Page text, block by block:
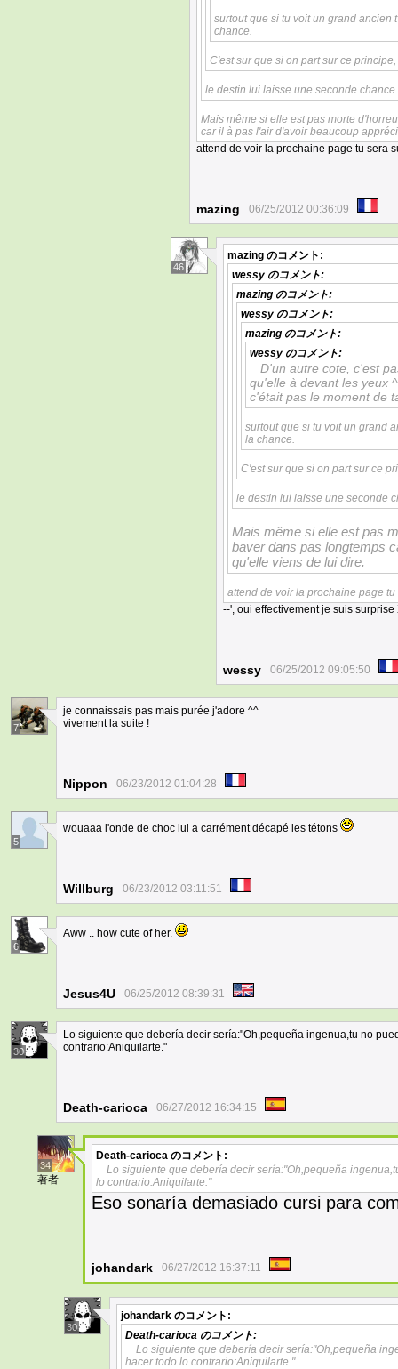
surtout que si tu voit un grand ancien
chance.
C'est sur que si on part sur ce
le destin lui laisse une seconde
Mais même si elle est pas morte
car il à pas l'air d'avoir beaucoup
attend de voir la prochaine page tu sera
mazing 06/25/2012 00:36:09
46
mazing のコメント:
wessy のコメント:
mazing のコメント:
wessy のコメント:
mazing のコメント:
wessy のコメント:
D'un autre cote, c'est
qu'elle à devant les yeux
c'était pas le moment de
surtout que si tu voit un grand
la chance.
C'est sur que si on part sur ce
le destin lui laisse une seconde
Mais même si elle est pas
baver dans pas longtemps
qu'elle viens de lui dire.
attend de voir la prochaine page tu
--', oui effectivement je suis
wessy 06/25/2012 09:05:50
7
je connaissais pas mais purée j'adore ^^
vivement la suite !
Nippon 06/23/2012 01:04:28
5
wouaaa l'onde de choc lui a carrément décapé les tétons
Willburg 06/23/2012 03:11:51
6
Aww .. how cute of her.
Jesus4U 06/25/2012 08:39:31
30
Lo siguiente que debería decir sería:"Oh,pequeña ingenua,tu no
contrario:Aniquilarte."
Death-carioca 06/27/2012 16:34:15
34
著者
Death-carioca のコメント:
Lo siguiente que debería decir sería:"Oh,pequeña
lo contrario:Aniquilarte."
Eso sonaría demasiado cursi para
johandark 06/27/2012 16:37:11
30
johandark のコメント:
Death-carioca のコメント:
Lo siguiente que debería decir sería:"Oh,pequeña
hacer todo lo contrario:Aniquilarte."